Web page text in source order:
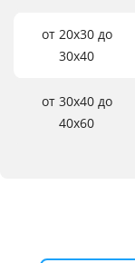
от 20х30 до
30х40
от 30х40 до
40х60